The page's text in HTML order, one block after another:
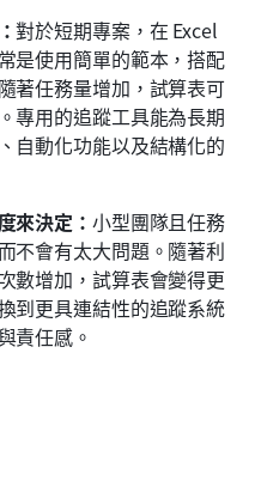
對於短期專案，在 Excel
是使用簡單的範本，搭配
著任務量增加，試算表可
專用的追蹤工具能為長期
、自動化功能以及結構化的
來決定： 小型團隊且任務
不會有太大問題。隨著利
數增加，試算表會變得更
到更具連結性的追蹤系統
責任感。